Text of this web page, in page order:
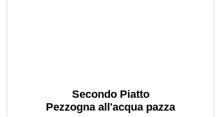
Secondo Piatto
Pezzogna all'acqua pazza